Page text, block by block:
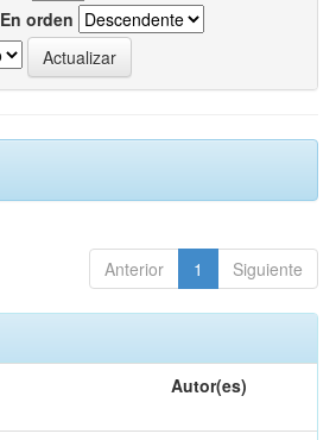
En orden
Anterior 1 Siguiente
Autor(es)